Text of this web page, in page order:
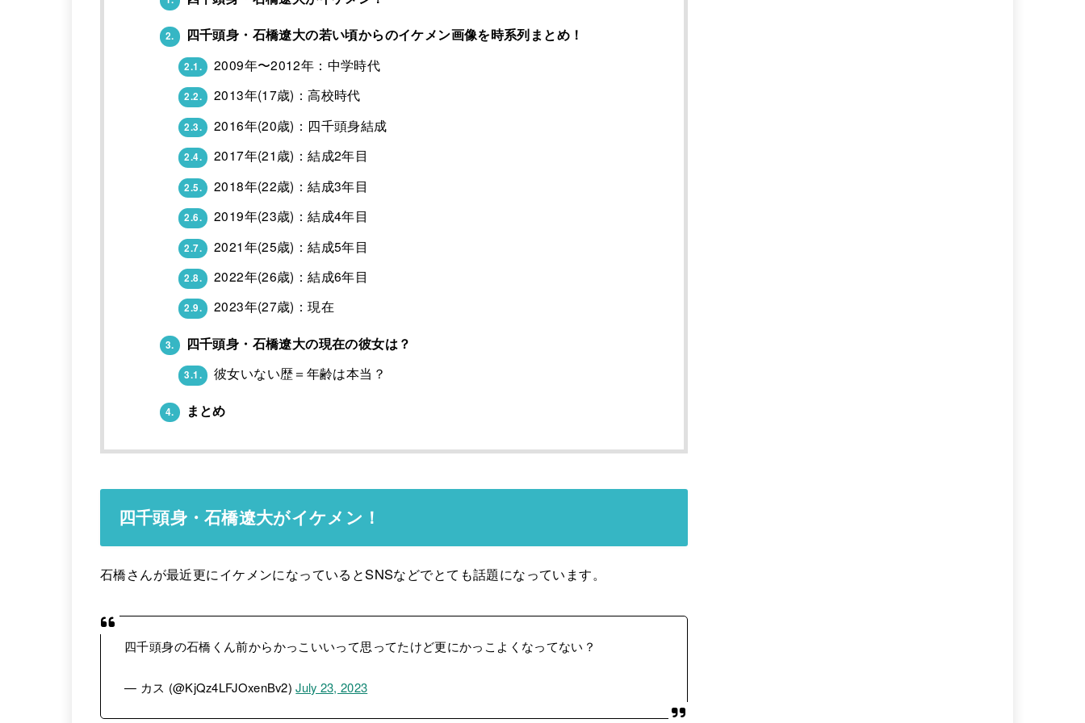
2. 四千頭身・石橋遼大の若い頃からのイケメン画像を時系列まとめ！
2.1. 2009年〜2012年：中学時代
2.2. 2013年(17歳)：高校時代
2.3. 2016年(20歳)：四千頭身結成
2.4. 2017年(21歳)：結成2年目
2.5. 2018年(22歳)：結成3年目
2.6. 2019年(23歳)：結成4年目
2.7. 2021年(25歳)：結成5年目
2.8. 2022年(26歳)：結成6年目
2.9. 2023年(27歳)：現在
3. 四千頭身・石橋遼大の現在の彼女は？
3.1. 彼女いない歴＝年齢は本当？
4. まとめ
四千頭身・石橋遼大がイケメン！
石橋さんが最近更にイケメンになっているとSNSなどでとても話題になっています。
四千頭身の石橋くん前からかっこいいって思ってたけど更にかっこよくなってない？
— カス (@KjQz4LFJOxenBv2)July 23, 2023